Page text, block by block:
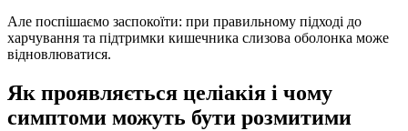
Але поспішаємо заспокоїти: при правильному підході до
харчування та підтримки кишечника слизова оболонка може
відновлюватися.
Як проявляється целіакія і чому
симптоми можуть бути розмитими